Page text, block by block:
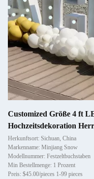
Customized Größe 4 ft
Hochzeitsdekoration
Herkunftsort: Sichuan, China
Markenname: Minjiang Snow
Modellnummer: Festzeltbuchstaben
Min Bestellmenge: 1 Prozent
Preis: $45.00/pieces 1-99 pieces